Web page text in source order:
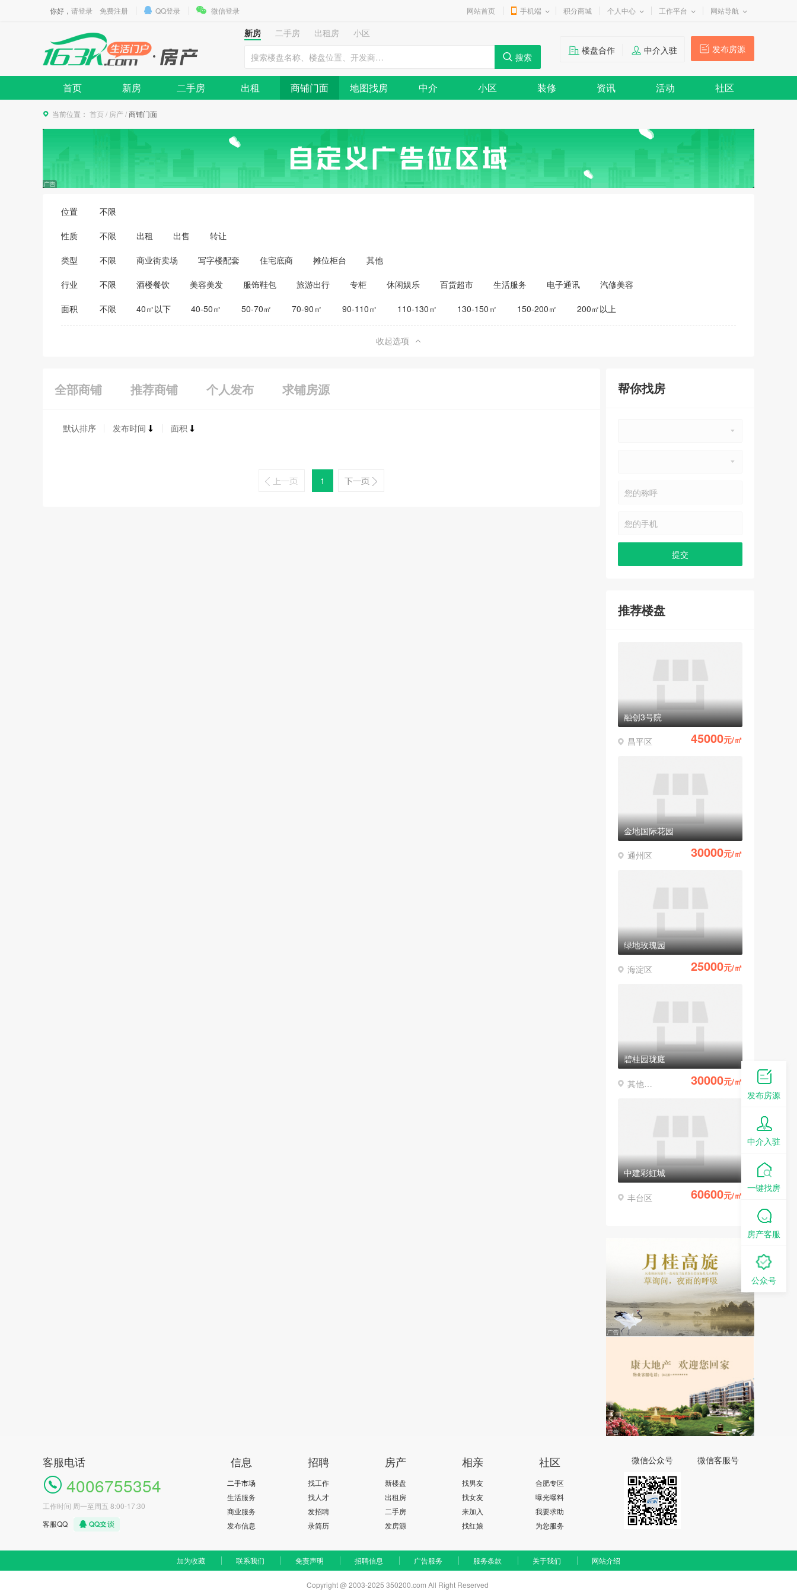
你好， 请登录 免费注册 QQ登录 微信登录 网站首页 手机端 积分商城 个人中心 工作平台 网站导航
新房 二手房 出租房
小区
发布房源
楼盘合作 中介入驻
首页 新房 二手房 出租 商铺门面 地图找房 中介 小区 装修 资讯 活动 社区
当前位置： 首页 / 房产/商铺门面
位置 不限
性质 不限 出租 出售 转让
类型 不限 商业街卖场 写字楼配套 住宅底商 摊位柜台 其他
行业 不限 酒楼餐饮 美容美发 服饰鞋包 旅游出行 专柜 休闲娱乐 百货超市 生活服务 电子通讯
汽修美容
医药保健
家居建材
面积 不限 40㎡以下 40-50㎡ 50-70㎡ 70-90㎡ 90-110㎡ 110-130㎡ 130-150㎡ 150-200㎡ 200㎡以上
收起选项
全部商铺 推荐商铺 个人发布 求铺房源
默认排序 发布时间 面积
1
帮你找房
推荐楼盘
融创3号院
昌平区 45000元/㎡
金地国际花园
通州区 30000元/㎡
绿地玫瑰园
海淀区 25000元/㎡
碧桂园珑庭
其他区县 30000元/㎡
中建彩虹城
丰台区 60600元/㎡
客服电话
4006755354
工作时间 周一至周五 8:00-17:30
客服QQ
信息
二手市场
生活服务
商业服务
发布信息
招聘
找工作
找人才
发招聘
录简历
房产
新楼盘
出租房
二手房
发房源
相亲
找男友
找女友
来加入
找红娘
社区
合肥专区
曝光曝料
我要求助
为您服务
微信公众号 微信客服号
加为收藏 联系我们 免责声明 招聘信息 广告服务 服务条款 关于我们 网站介绍
Copyright @ 2003-2025 350200.com All Right Reserved
发布房源
中介入驻
一键找房
房产客服
公众号